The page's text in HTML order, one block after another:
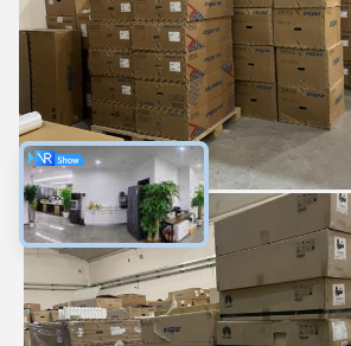
Majiang
9:05 PM
Good day, what product are you looking for?